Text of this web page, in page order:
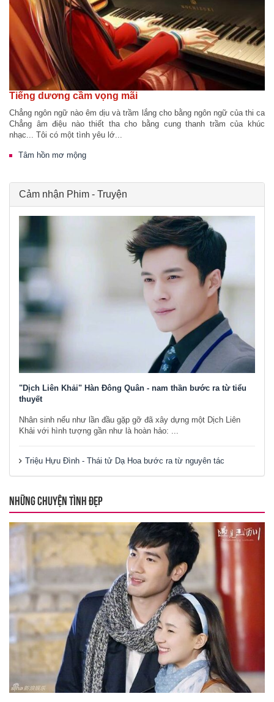
Tiếng dương cầm vọng mãi
Chẳng ngôn ngữ nào êm dịu và trầm lắng cho bằng ngôn ngữ của thi ca
Chẳng âm điệu nào thiết tha cho bằng cung thanh trầm của khúc
nhạc... Tôi có một tình yêu lớ...
Tâm hồn mơ mộng
Cảm nhận Phim - Truyện
"Dịch Liên Khải" Hàn Đông Quân - nam thần bước ra từ tiểu
thuyết
Nhân sinh nếu như lần đầu gặp gỡ đã xây dựng một Dịch Liên
Khải với hình tượng gần như là hoàn hảo: ...
Triệu Hựu Đình - Thái tử Dạ Hoa bước ra từ nguyên tác
NHỮNG CHUYỆN TÌNH ĐẸP